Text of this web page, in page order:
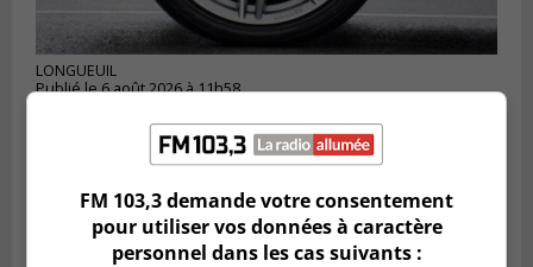
LONGUEUIL
Publié le 6 août 2026 à 11h58
le Défi écrou de roue
FM 103,3 demande votre consentement
pour utiliser vos données à caractère
personnel dans les cas suivants :